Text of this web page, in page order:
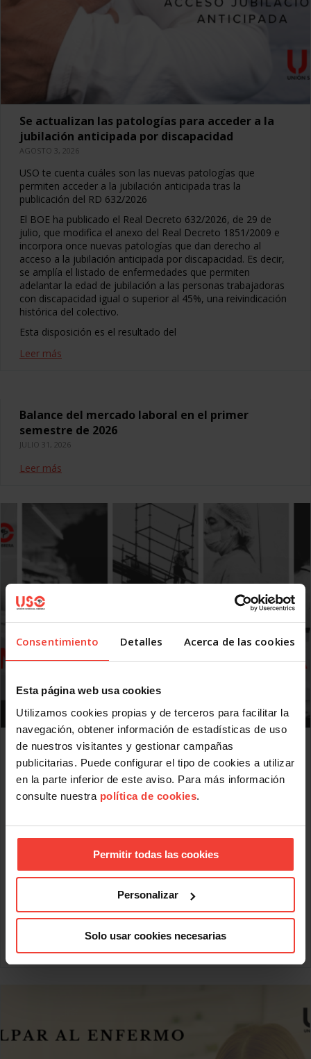
Consentimiento Detalles Acerca de las cookies
Esta página web usa cookies
Utilizamos cookies propias y de terceros para facilitar la
navegación, obtener información de estadísticas de uso
de nuestros visitantes y gestionar campañas
publicitarias. Puede configurar el tipo de cookies a utilizar
en la parte inferior de este aviso. Para más información
consulte nuestra política de cookies.
Permitir todas las cookies
Personalizar
Solo usar cookies necesarias
Se actualizan las patologías para acceder a la
jubilación anticipada por discapacidad
AGOSTO 3, 2026
USO te cuenta cuáles son las nuevas patologías que
permiten acceder a la jubilación anticipada tras la
publicación del RD 632/2026
El BOE ha publicado el Real Decreto 632/2026, de 29 de
julio, que modifica el anexo del Real Decreto 1851/2009 e
incorpora once nuevas patologías que dan derecho al
acceso a la jubilación anticipada por discapacidad. Es decir,
se amplía el listado de enfermedades que permiten
adelantar la edad de jubilación a las personas trabajadoras
con discapacidad igual o superior al 45%, una reivindicación
histórica del colectivo.
Esta disposición es el resultado del
Leer más
Balance del mercado laboral en el primer
semestre de 2026
JULIO 31, 2026
Leer más
Mercado laboral 2026: más indefinidos sobre el
papel, más precariedad en la práctica
JULIO 31, 2026
USO analiza la situación del mercado laboral en el primer
El informe de USO sobre el comportamiento del mercado
laboral en el primer semestre de 2026 revela algunos datos
significativos: uno de cada cinco contratos dura menos de
una semana; casi la mitad de los parados lleva más de un
año sin empleo y los salarios pactados en convenio han
perdido más de 6 puntos frente al IPC desde 2021.
Leer más